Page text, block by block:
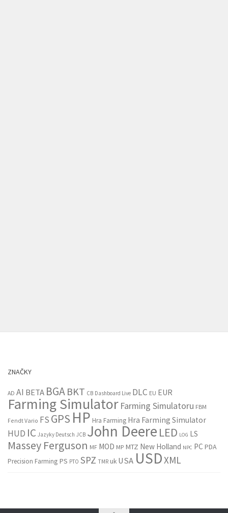
ZNAČKY
AD AI BETA BGABKT CB Dashboard Live DLC EU EUR
Farming Simulator Farming Simulatoru FBM
Fendt Vario FS GPS HP Hra Farming Hra Farming Simulator
HUD IC Jazyky Deutsch JCB John Deere LED LOG LS
Massey Ferguson MF MOD MP MTZ New Holland NPC PC PDA
Precision Farming PS PTO SPZ TMR uk USA USDXML